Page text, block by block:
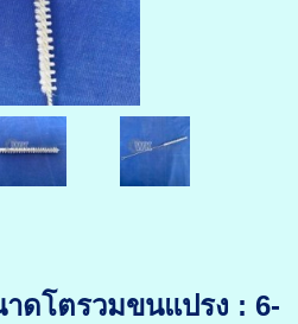
ดโตรวมขนแปรง : 6-